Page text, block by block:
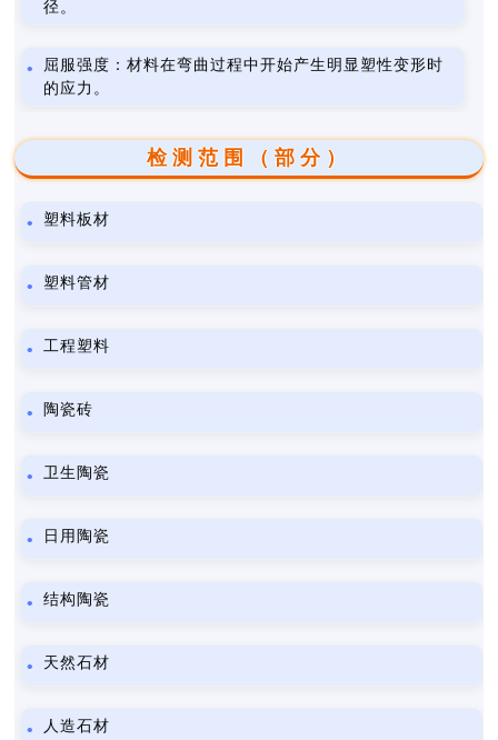
径。
屈服强度：材料在弯曲过程中开始产生明显塑性变形时
的应力。
检测范围（部分）
塑料板材
塑料管材
工程塑料
陶瓷砖
卫生陶瓷
日用陶瓷
结构陶瓷
天然石材
人造石材